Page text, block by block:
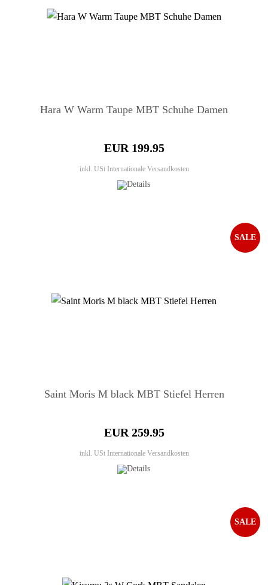
Hara W Warm Taupe MBT Schuhe Damen
EUR 199.95
inkl. USt Internationale Versandkosten
Saint Moris M black MBT Stiefel Herren
EUR 259.95
inkl. USt Internationale Versandkosten
SALE
SALE